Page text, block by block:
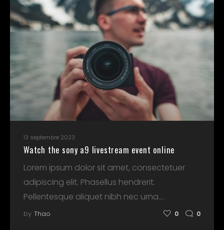
13 septembre 2023
Watch the sony a9 livestream event online
Lorem ipsum dolor sit amet, consectetuer
adipiscing elit. Phasellus hendrerit.
Pellentesque aliquet nibh nec urna.…
by Thao 0 0